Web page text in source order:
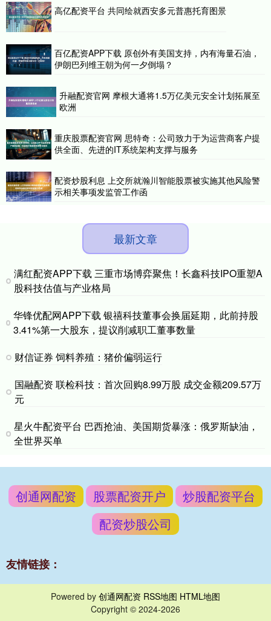
高亿配资平台 共同绘就西安多元普惠托育图景
百亿配资APP下载 原创外有美国支持，内有海量石油，
伊朗巴列维王朝为何一夕倒塌？
升融配资官网 摩根大通将1.5万亿美元安全计划拓展至
欧洲
重庆股票配资官网 思特奇：公司致力于为运营商客户提
供全面、先进的IT系统架构支撑与服务
配资炒股利息 上交所就瀚川智能股票被实施其他风险警
示相关事项发监管工作函
最新文章
满红配资APP下载 三重市场博弈聚焦！长鑫科技IPO重塑A
股科技估值与产业格局
华锋优配网APP下载 银禧科技董事会换届延期，此前持股
3.41%第一大股东，提议削减职工董事数量
财信证券 饲料养殖：猪价偏弱运行
国融配资 联检科技：首次回购8.99万股 成交金额209.57万
元
星火牛配资平台 巴西抢油、美国期货暴涨：俄罗斯缺油，
全世界买单
创通网配资 股票配资开户
炒股配资平台
配资炒股公司
友情链接：
Powered by 创通网配资 RSS地图 HTML地图
Copyright © 2024-2026